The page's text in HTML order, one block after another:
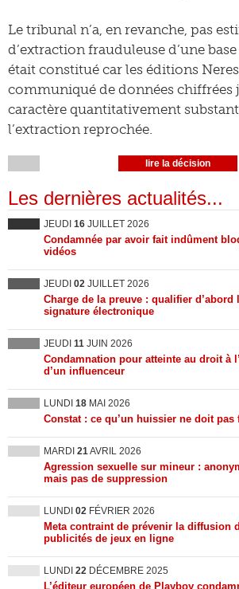
Le tribunal n’a, en revanche, pas
d’extraction frauduleuse d’une
était constitué car les éditions
communiqué de données chiffrées
caractère quantitativement
l’extraction reprochée.
lire la décision
Les dernières actualités...
JEUDI 16 JUILLET 2026
Condamnée par avoir fait indûment
vidéos
JEUDI 02 JUILLET 2026
Charge de la preuve : qualifier d’abord
signature électronique
JEUDI 11 JUIN 2026
Condamnation pour atteinte au droit à
d’un influenceur
LUNDI 18 MAI 2026
Constat : ce qu’un huissier ne doit pas
MARDI 21AVRIL 2026
Agression sexuelle sur mineur :
mais pas de suppression
LUNDI 02 FÉVRIER 2026
Meta contraint de prévenir la diffusion
publicités de jeux en ligne
LUNDI 22 DÉCEMBRE 2025
L’éditeur européen de Playboy